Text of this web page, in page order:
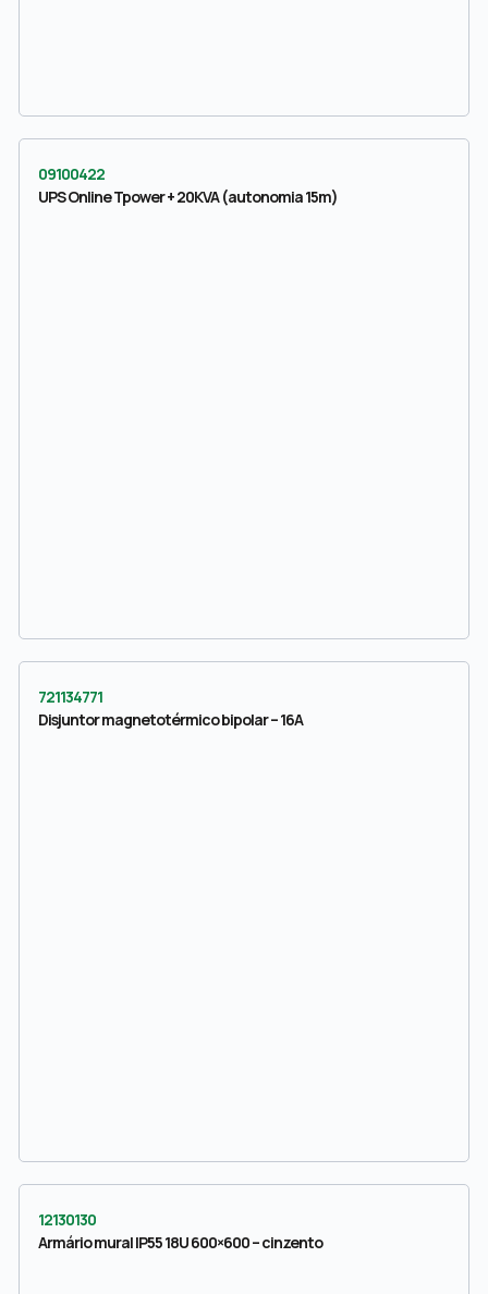
09100422
UPS Online Tpower + 20KVA (autonomia 15m)
721134771
Disjuntor magnetotérmico bipolar – 16A
12130130
Armário mural IP55 18U 600×600 – cinzento